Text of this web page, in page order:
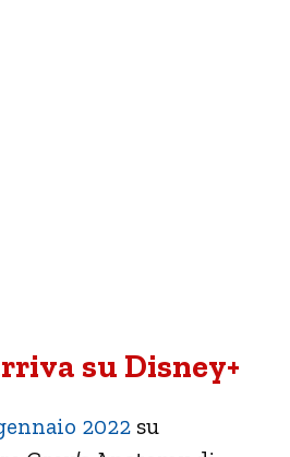
su Disney+
2022 su